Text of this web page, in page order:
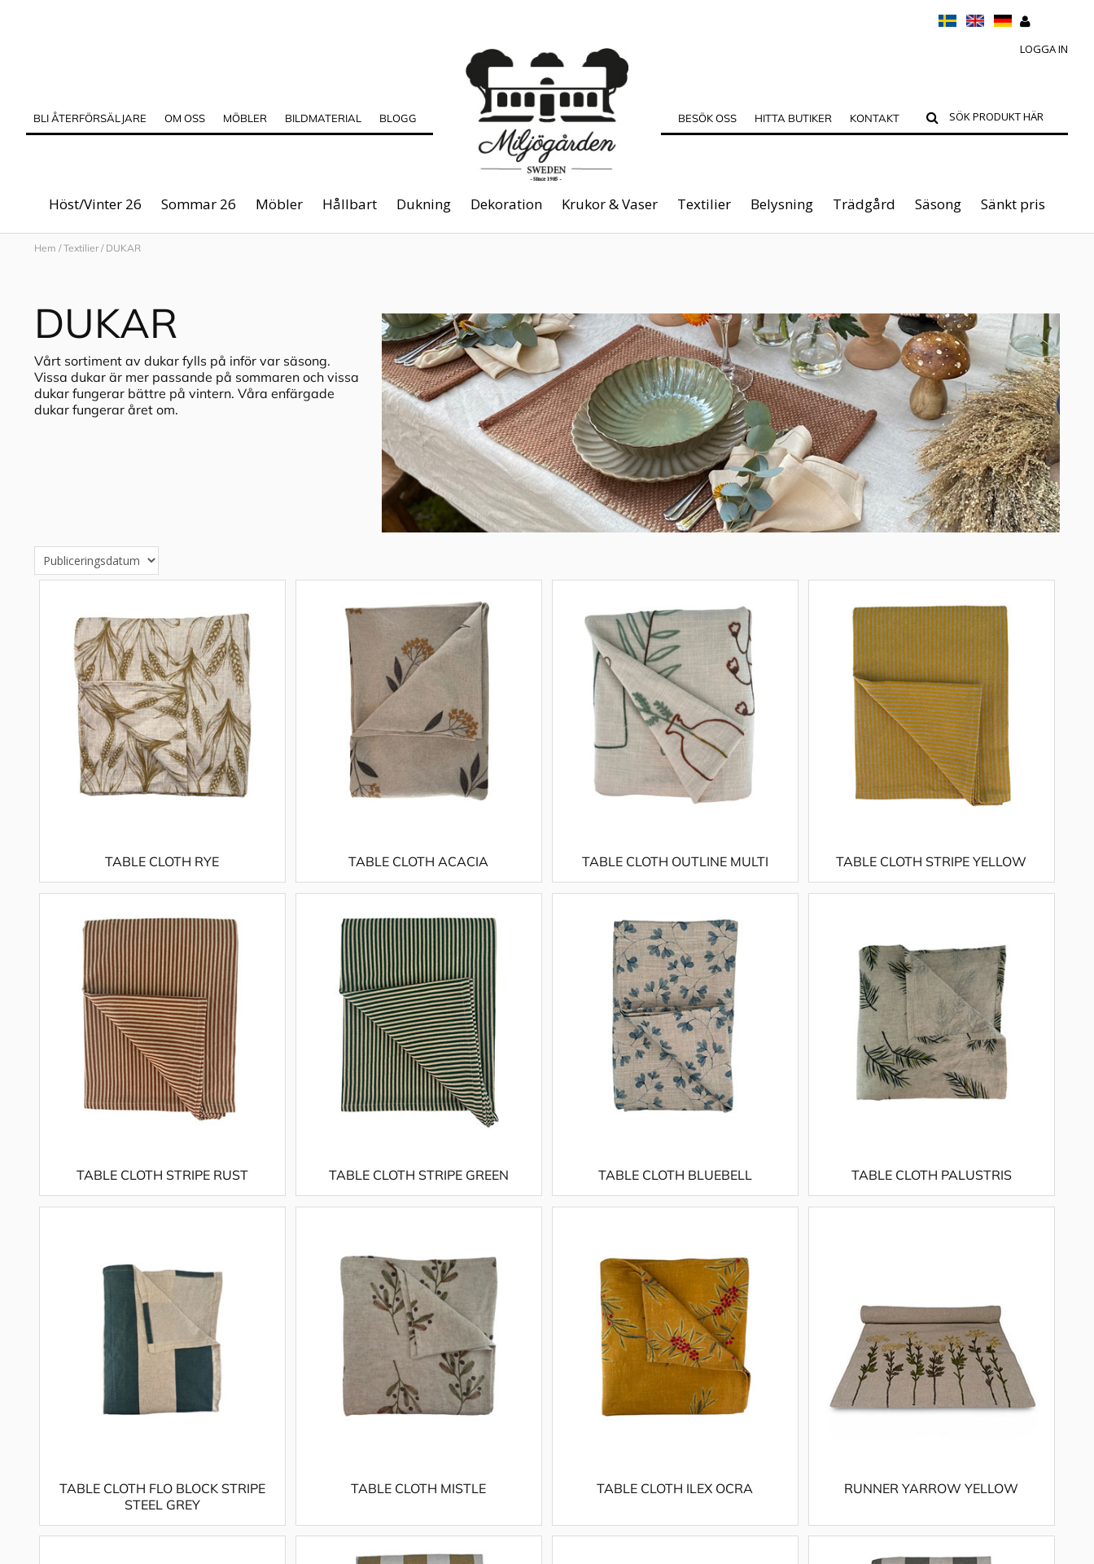
LOGGA IN
BLI ÅTERFÖRSÄLJARE OM OSS MÖBLER BILDMATERIAL BLOGG BESÖK OSS HITTA BUTIKER KONTAKT
Höst/Vinter 26 Sommar 26 Möbler Hållbart Dukning Dekoration Krukor & Vaser Textilier Belysning Trädgård Säsong Sänkt pris
Hem /Textilier / DUKAR
DUKAR
Vårt sortiment av dukar fylls på inför var säsong.
Vissa dukar är mer passande på sommaren och vissa
dukar fungerar bättre på vintern. Våra enfärgade
dukar fungerar året om.
TABLE CLOTH RYE TABLE CLOTH ACACIA TABLE CLOTH OUTLINE MULTI TABLE CLOTH STRIPE YELLOW
TABLE CLOTH STRIPE RUST TABLE CLOTH STRIPE GREEN TABLE CLOTH BLUEBELL TABLE CLOTH PALUSTRIS
TABLE CLOTH FLO BLOCK STRIPE
STEEL GREY
TABLE CLOTH MISTLE TABLE CLOTH ILEX OCRA RUNNER YARROW YELLOW